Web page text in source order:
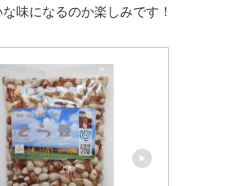
味になるのか楽しみです！